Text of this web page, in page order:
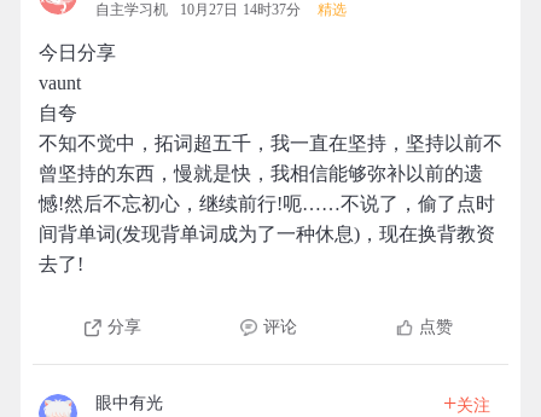
自主学习机 10月27日 14时37分 精选
今日分享
vaunt
自夸
不知不觉中，拓词超五千，我一直在坚持，坚持以前不
曾坚持的东西，慢就是快，我相信能够弥补以前的遗
憾!然后不忘初心，继续前行!呃……不说了，偷了点时
间背单词(发现背单词成为了一种休息)，现在换背教资
去了!
分享 评论 点赞
眼中有光 +关注